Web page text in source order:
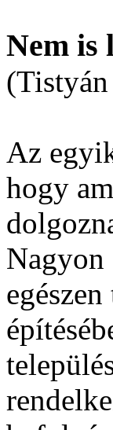
Nem is
Az
hogy
Nagyon